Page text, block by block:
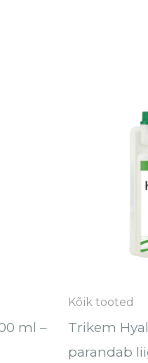
ml –
Kõik tooted
Trikem
parandab